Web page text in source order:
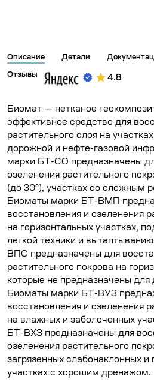
Описание Детали
Отзывы 4.8
Биомат — нетканое
эффективное средство для
растительного слоя на
дорожной и нефте-газовой
марки БТ-СО предназначены
озеленения растительного
(до 30°), участках со сложным
Биоматы марки БТ-ВМП
восстановления и озеленения
на горизонтальных участках,
легкой техники и
ВПС предназначены для
растительного покрова на
которые не предназначены для
Биоматы марки БТ-ВУЗ
восстановления и озеленения
на влажных и заболоченных
БТ-ВХЗ предназначены для
озеленения растительного
загрязенных слабонаклонных и
участках с хорошим дренажом.